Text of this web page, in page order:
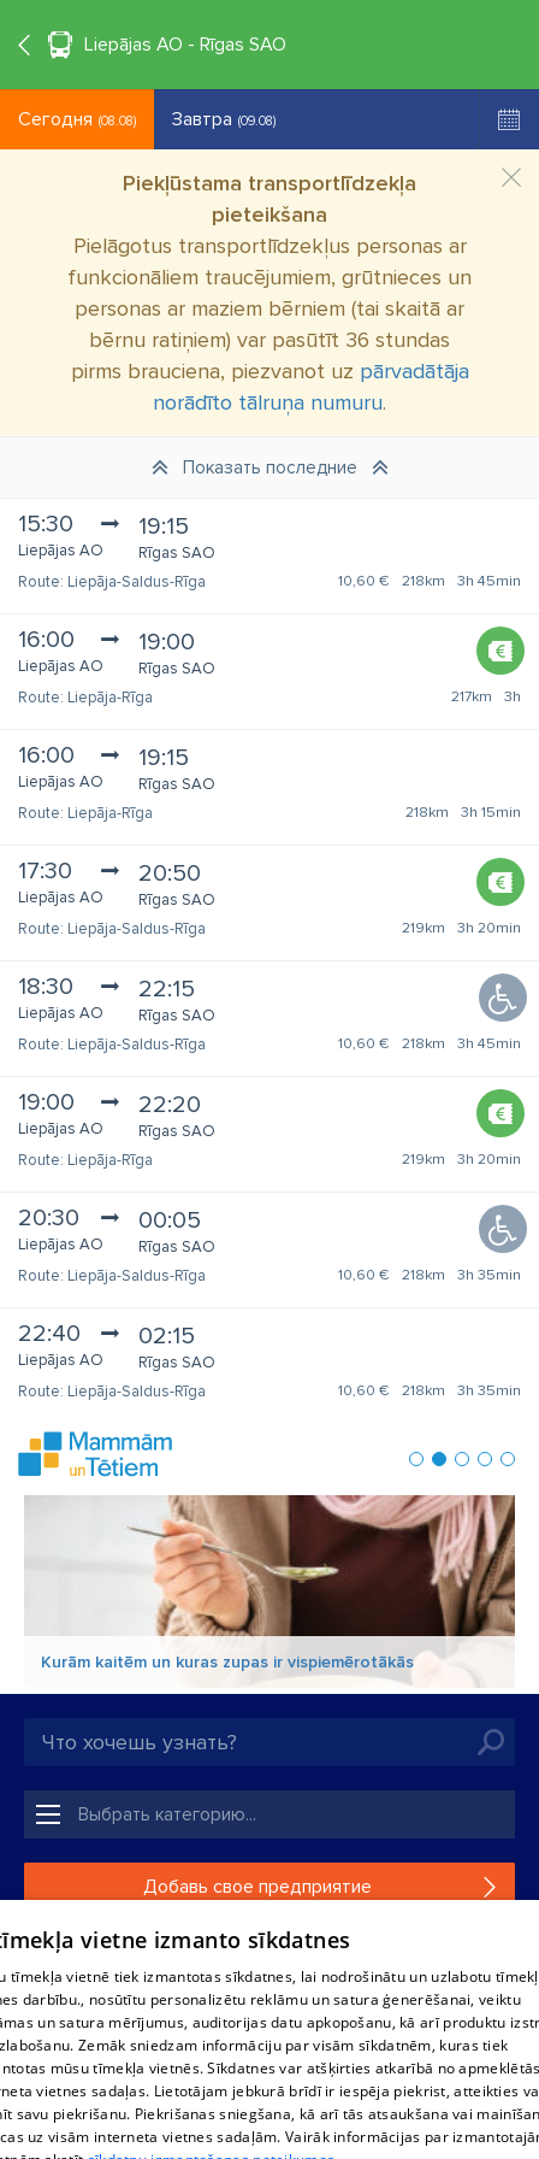
RU
Сегодня (08.08) Завтра (09.08)
Piekļūstama transportlīdzekļa
pieteikšana
Pielāgotus transportlīdzekļus personas ar
funkcionāliem traucējumiem, grūtnieces un
personas ar maziem bērniem (tai skaitā ar
bērnu ratiņiem) var pasūtīt 36 stundas
pirms brauciena, piezvanot uz pārvadātāja
norādīto tālruņa numuru.
Liepājas AO - Rīgas SAO
Показать последние
15:30
Liepājas AO
19:15
Rīgas SAO
Liepāja-Saldus-Rīga
10,60 € 218km 3h 45min
16:00
Liepājas AO
19:00
Rīgas SAO
Liepāja-Rīga
217km 3h
16:00
Liepājas AO
19:15
Rīgas SAO
Liepāja-Rīga
218km 3h 15min
17:30
Liepājas AO
20:50
Rīgas SAO
Liepāja-Saldus-Rīga
219km 3h 20min
18:30
Liepājas AO
22:15
Rīgas SAO
Liepāja-Saldus-Rīga
10,60 € 218km 3h 45min
19:00
Liepājas AO
22:20
Rīgas SAO
Liepāja-Rīga
219km 3h 20min
20:30
Liepājas AO
00:05
Rīgas SAO
Liepāja-Saldus-Rīga
10,60 € 218km 3h 35min
22:40
Liepājas AO
02:15
Rīgas SAO
Liepāja-Saldus-Rīga
10,60 € 218km 3h 35min
Kurām kaitēm un kuras zupas ir vispiemērotākās
Добавь свое предприятие
Если твоего предприятия нет в нашей базе данных,
Полное или частичное распространение или копирование
информации из баз данных 1188 в любой форме строго
запрещено. Также запрещается автоматическое
скачивание информации. Перепубликация любого
материала, опубликованного на сайте 1188 , возможна
только с согласия редакции сайта 1188.
vietne izmanto sīkdatnes
tīmekļa vietnē tiek izmantotas sīkdatnes, lai nodrošinātu un uzlabotu
darbību., nosūtītu personalizētu reklāmu un satura ģenerēšanai, veiktu
un satura mērījumus, auditorijas datu apkopošanu, kā arī produktu
Zemāk sniedzam informāciju par visām sīkdatnēm, kuras tiek
mūsu tīmekļa vietnēs. Sīkdatnes var atšķirties atkarībā no
vietnes sadaļas. Lietotājam jebkurā brīdī ir iespēja piekrist, atteikties
savu piekrišanu. Piekrišanas sniegšana, kā arī tās atsaukšana vai
uz visām interneta vietnes sadaļām. Vairāk informācijas par